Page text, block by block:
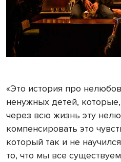
«Это история про
ненужных детей,
через всю жизнь эту
компенсировать это
который так и не
то, что мы все